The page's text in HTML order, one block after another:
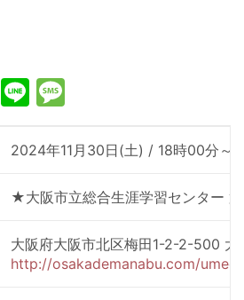
Twitter
Line
2024年11月30日(土) / 18時00分～
★大阪市立総合生涯学習センター
大阪府大阪市北区梅田1-2-2-500
http://osakademanabu.com/